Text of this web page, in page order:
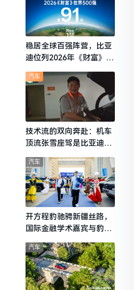
稳居全球百强阵营，比亚
迪位列2026年《财富》世
技术流的双向奔赴：机车
顶流张雪座驾是比亚迪秦
L
汽车
开方程豹驰骋新疆丝路，
国际金融学术嘉宾与豹友
共赴山海热爱
汽车
汽车